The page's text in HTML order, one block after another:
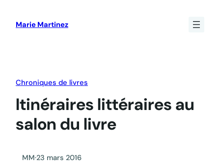
Marie Martinez
Chroniques de livres
Itinéraires littéraires au
salon du livre
MM·23 mars 2016